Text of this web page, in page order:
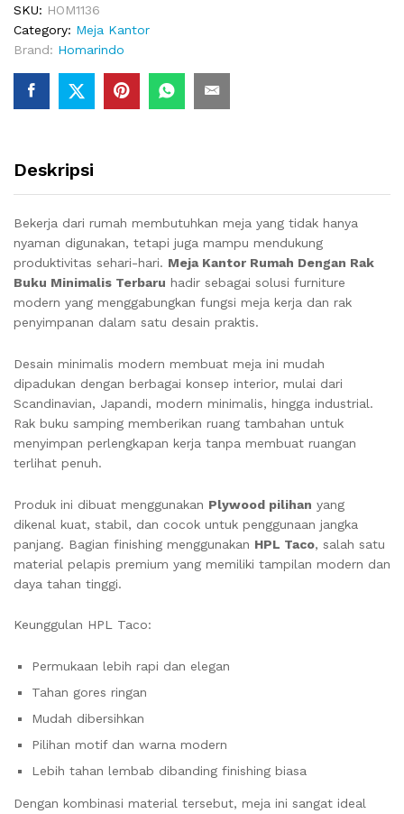
SKU: HOM1136
Category: Meja Kantor
Brand: Homarindo
Deskripsi
Bekerja dari rumah membutuhkan meja yang tidak hanya
nyaman digunakan, tetapi juga mampu mendukung
produktivitas sehari-hari. Meja Kantor Rumah Dengan Rak
Buku Minimalis Terbaru hadir sebagai solusi furniture
modern yang menggabungkan fungsi meja kerja dan rak
penyimpanan dalam satu desain praktis.
Desain minimalis modern membuat meja ini mudah
dipadukan dengan berbagai konsep interior, mulai dari
Scandinavian, Japandi, modern minimalis, hingga industrial.
Rak buku samping memberikan ruang tambahan untuk
menyimpan perlengkapan kerja tanpa membuat ruangan
terlihat penuh.
Produk ini dibuat menggunakan Plywood pilihan yang
dikenal kuat, stabil, dan cocok untuk penggunaan jangka
panjang. Bagian finishing menggunakan HPL Taco, salah satu
material pelapis premium yang memiliki tampilan modern dan
daya tahan tinggi.
Keunggulan HPL Taco:
Permukaan lebih rapi dan elegan
Tahan gores ringan
Mudah dibersihkan
Pilihan motif dan warna modern
Lebih tahan lembab dibanding finishing biasa
Dengan kombinasi material tersebut, meja ini sangat ideal